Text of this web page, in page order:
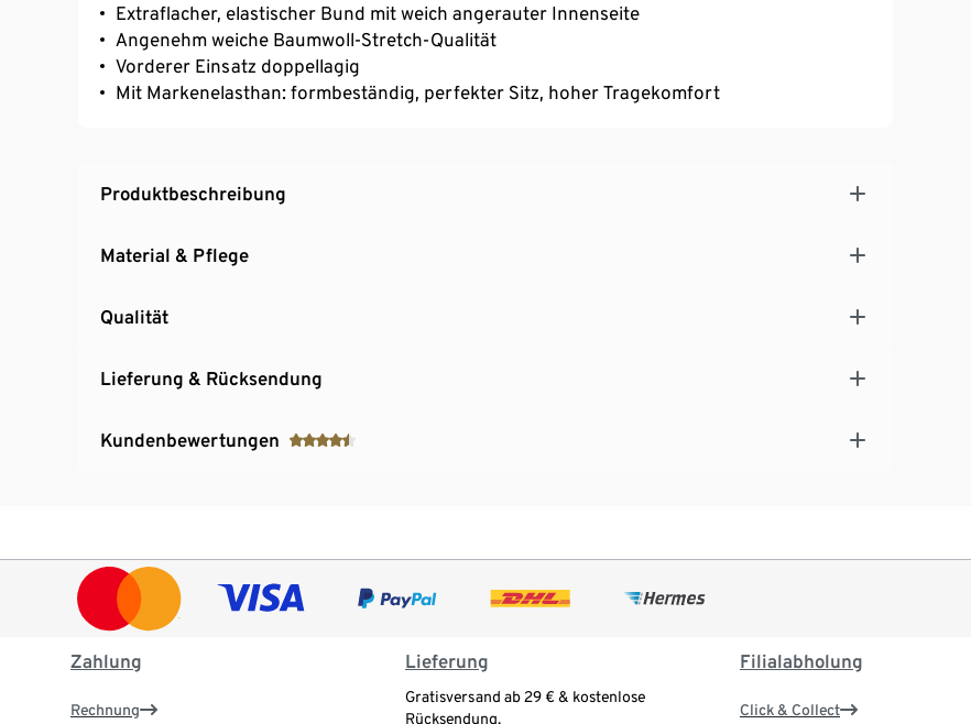
Extraflacher, elastischer Bund mit weich angerauter Innenseite
Angenehm weiche Baumwoll-Stretch-Qualität
Vorderer Einsatz doppellagig
Mit Markenelasthan: formbeständig, perfekter Sitz, hoher Tragekomfort
Produktbeschreibung
Material & Pflege
Qualität
Lieferung & Rücksendung
Kundenbewertungen
Zahlung
Rechnung
Lieferung
Gratisversand ab 29 € & kostenlose
Rücksendung.
Filialabholung
Click & Collect